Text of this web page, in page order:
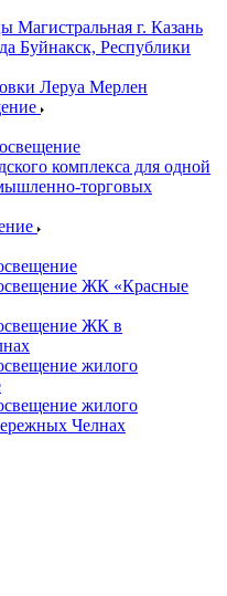
Магистральная г. Казань
Буйнакск, Республики
Леруа Мерлен
комплекса для одной
торговых
ЖК «Красные
ЖК в
жилого
жилого
Челнах